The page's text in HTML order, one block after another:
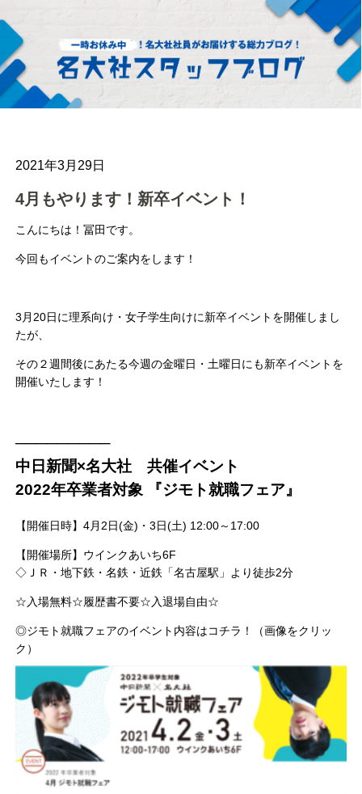
2021年3月29日
4月もやります！新卒イベント！
こんにちは！冨田です。
今回もイベントのご案内をします！
3月20日に理系向け・女子学生向けに新卒イベントを開催しまし
たが、
その２週間後にあたる今週の金曜日・土曜日にも新卒イベントを
開催いたします！
─────────
中日新聞×名大社 共催イベント
2022年卒業者対象 『ジモト就職フェア』
【開催日時】4月2日(金)・3日(土) 12:00～17:00
【開催場所】ウインクあいち6F
◇ＪＲ・地下鉄・名鉄・近鉄「名古屋駅」より徒歩2分
☆入場無料☆履歴書不要☆入退場自由☆
◎ジモト就職フェアのイベント内容はコチラ！（画像をクリッ
ク）